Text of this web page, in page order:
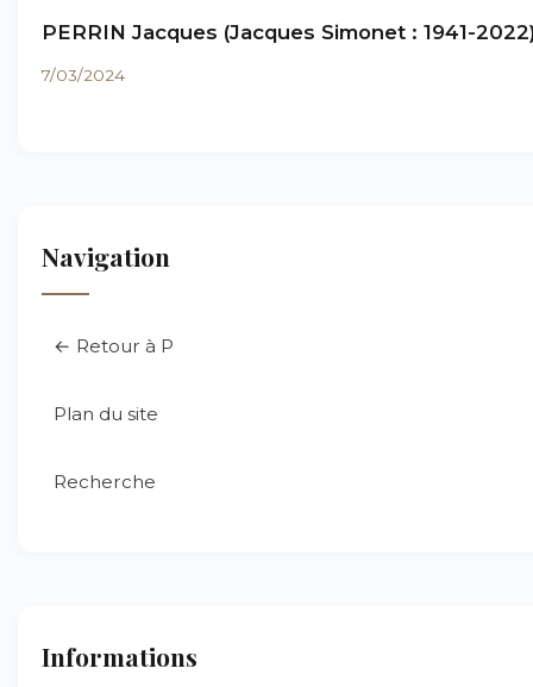
PERRIN Jacques (Jacques Simonet : 1941-
7/03/2024
Navigation
← Retour à P
Plan du site
Recherche
Informations